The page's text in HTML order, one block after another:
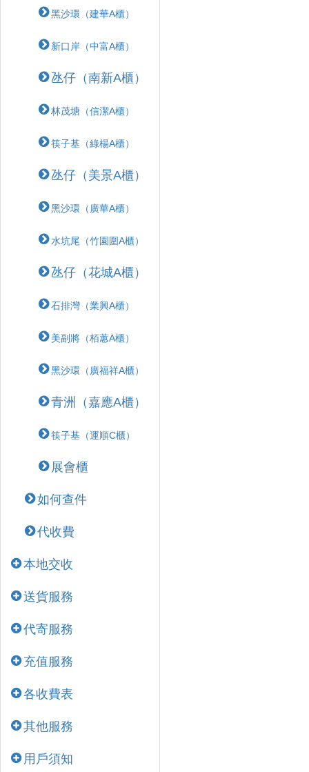
黑沙環（建華A櫃）
新口岸（中富A櫃）
氹仔（南新A櫃）
林茂塘（信潔A櫃）
筷子基（綠楊A櫃）
氹仔（美景A櫃）
黑沙環（廣華A櫃）
水坑尾（竹園圍A櫃）
氹仔（花城A櫃）
石排灣（業興A櫃）
美副將（栢蕙A櫃）
黑沙環（廣福祥A櫃）
青洲（嘉應A櫃）
筷子基（運順C櫃）
展會櫃
如何查件
代收費
本地交收
送貨服務
代寄服務
充值服務
各收費表
其他服務
用戶須知